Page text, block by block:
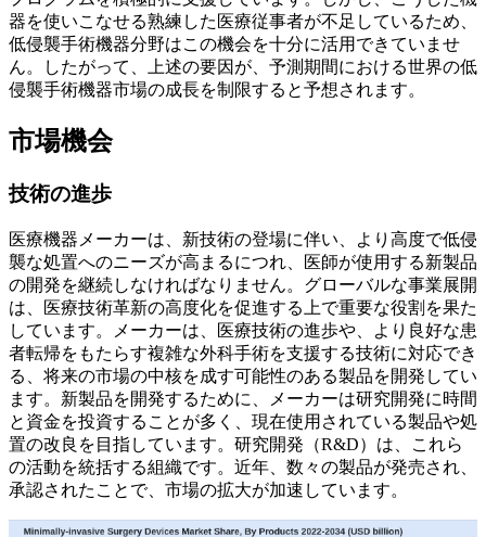
器を使いこなせる熟練した医療従事者が不足しているため、
低侵襲手術機器分野はこの機会を十分に活用できていませ
ん。したがって、上述の要因が、予測期間における世界の低
侵襲手術機器市場の成長を制限すると予想されます。
市場機会
技術の進歩
医療機器メーカーは、新技術の登場に伴い、より高度で低侵
襲な処置へのニーズが高まるにつれ、医師が使用する新製品
の開発を継続しなければなりません。グローバルな事業展開
は、医療技術革新の高度化を促進する上で重要な役割を果た
しています。メーカーは、医療技術の進歩や、より良好な患
者転帰をもたらす複雑な外科手術を支援する技術に対応でき
る、将来の市場の中核を成す可能性のある製品を開発してい
ます。新製品を開発するために、メーカーは研究開発に時間
と資金を投資することが多く、現在使用されている製品や処
置の改良を目指しています。研究開発（R&D）は、これら
の活動を統括する組織です。近年、数々の製品が発売され、
承認されたことで、市場の拡大が加速しています。